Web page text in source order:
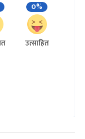
0%
उत्साहित